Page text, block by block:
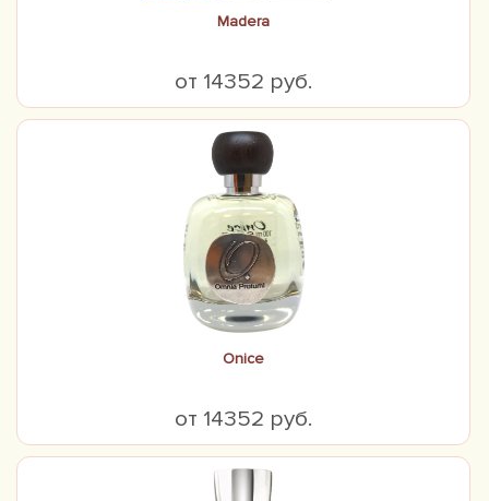
Madera
от 14352 руб.
Onice
от 14352 руб.